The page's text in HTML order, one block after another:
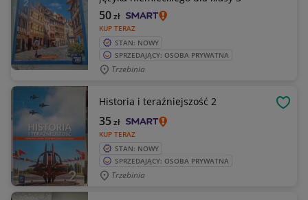
KUP TERAZ
50zł
STAN: NOWY
SPRZEDAJĄCY: OSOBA PRYWATNA
Trzebinia
Historia i teraźniejszość 2
KUP TERAZ
35zł
STAN: NOWY
SPRZEDAJĄCY: OSOBA PRYWATNA
Trzebinia